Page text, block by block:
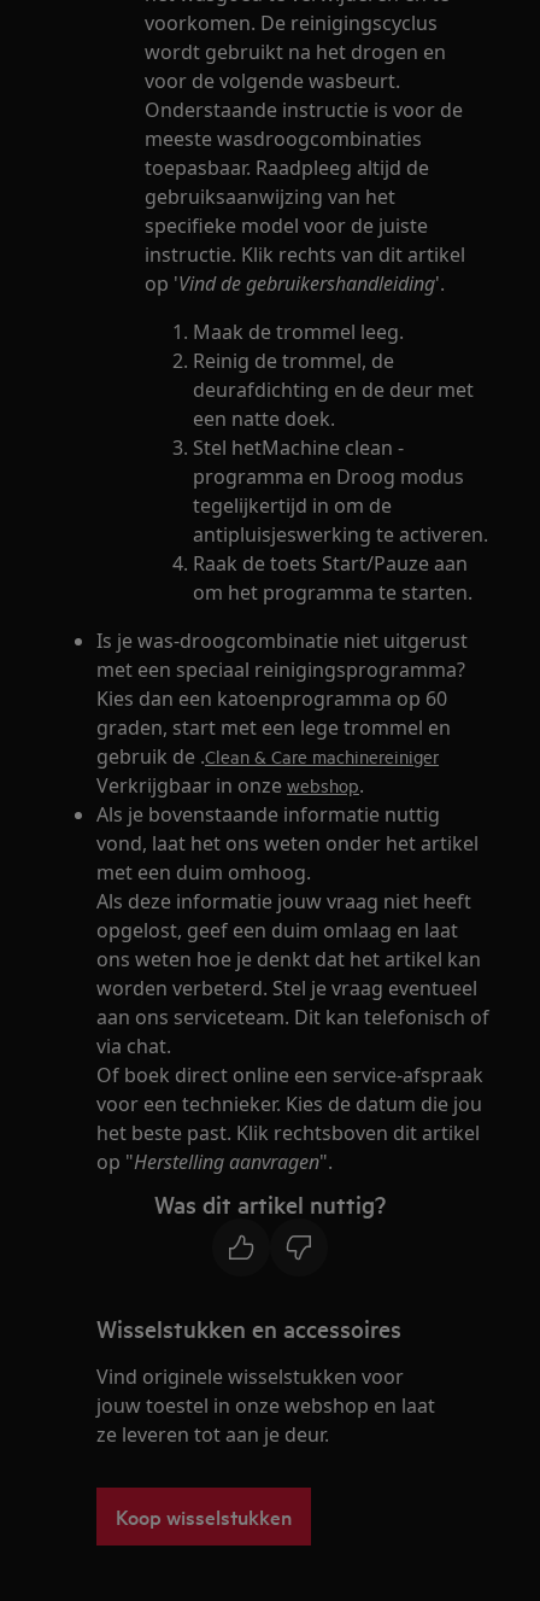
voorkomen. De reinigingscyclus
wordt gebruikt na het drogen en
voor de volgende wasbeurt.
Onderstaande instructie is voor de
meeste wasdroogcombinaties
toepasbaar. Raadpleeg altijd de
gebruiksaanwijzing van het
specifieke model voor de juiste
instructie. Klik rechts van dit artikel
op 'Vind de gebruikershandleiding'.
Maak de trommel leeg.
Reinig de trommel, de
deurafdichting en de deur met
een natte doek.
Stel hetMachine clean -
programma en Droog modus
tegelijkertijd in om de
antipluisjeswerking te activeren.
Raak de toets Start/Pauze aan
om het programma te starten.
Is je was-droogcombinatie niet uitgerust
met een speciaal reinigingsprogramma?
Kies dan een katoenprogramma op 60
graden, start met een lege trommel en
gebruik de .Clean & Care machinereiniger
Verkrijgbaar in onzewebshop.
Als je bovenstaande informatie nuttig
vond, laat het ons weten onder het artikel
met een duim omhoog.
Als deze informatie jouw vraag niet heeft
opgelost, geef een duim omlaag en laat
ons weten hoe je denkt dat het artikel kan
worden verbeterd. Stel je vraag eventueel
aan ons serviceteam. Dit kan telefonisch of
via chat.
Of boek direct online een service-afspraak
voor een technieker. Kies de datum die jou
het beste past. Klik rechtsboven dit artikel
op "Herstelling aanvragen".
Was dit artikel nuttig?
Wisselstukken en accessoires
Vind originele wisselstukken voor
jouw toestel in onze webshop en laat
ze leveren tot aan je deur.
Koop wisselstukken